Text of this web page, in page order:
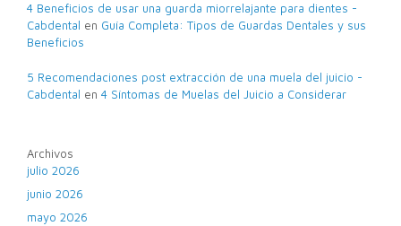
4 Beneficios de usar una guarda miorrelajante para dientes -
Cabdental en Guía Completa: Tipos de Guardas Dentales y sus
Beneficios
5 Recomendaciones post extracción de una muela del juicio -
Cabdental en 4 Síntomas de Muelas del Juicio a Considerar
Archivos
julio 2026
junio 2026
mayo 2026